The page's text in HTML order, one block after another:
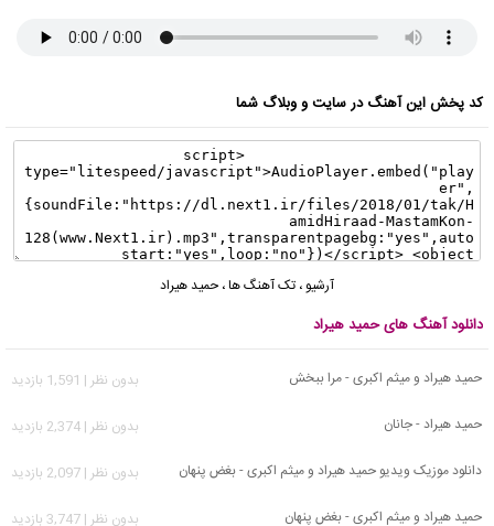
کد پخش این آهنگ در سایت و وبلاگ شما
آرشیو ، تک آهنگ ها، حمید هیراد
دانلود آهنگ های حمید هیراد
حمید هیراد و میثم اکبری - مرا ببخش
بدون نظر | 1,591 بازدید
حمید هیراد - جانان
بدون نظر | 2,374 بازدید
دانلود موزیک ویدیو حمید هیراد و میثم اکبری - بغض پنهان
بدون نظر | 2,097 بازدید
حمید هیراد و میثم اکبری - بغض پنهان
بدون نظر | 3,747 بازدید